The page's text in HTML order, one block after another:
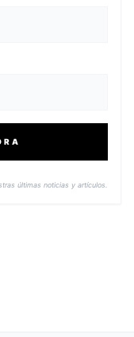
últimas noticias y artículos.